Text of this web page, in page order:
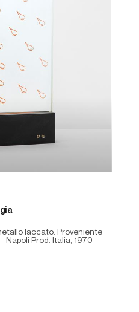
laccato. Proveniente
Napoli Prod. Italia, 1970